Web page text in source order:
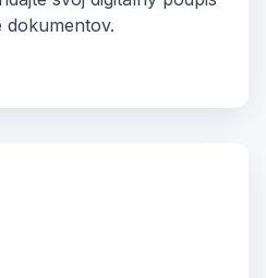
dokumentov.